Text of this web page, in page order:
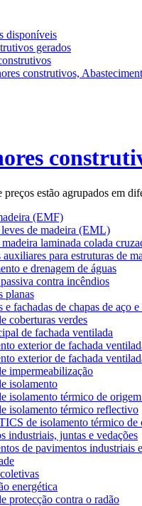
disponíveis
gerados
construtivos,
estão agrupados em
(EMF)
de madeira (EML)
laminada colada
para estruturas de
e drenagem de águas
contra incêndios
planas
fachadas de chapas de aço
coberturas verdes
de fachada ventilada
exterior de fachada
exterior de fachada
impermeabilização
isolamento
isolamento térmico de
isolamento térmico reflectivo
de isolamento térmico de
industriais, juntas e vedações
de pavimentos industriais
energética
protecção contra o radão